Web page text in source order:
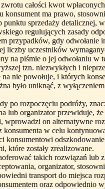
całości kwot
konsument ma prawo,
punktu sprzedaży detalicznej,
regulujących zasady
przypadków, gdy odwołanie
liczby uczestników
na piśmie o jej odwołaniu w
tzn. niezwykłych i
na nie powołuje, i których
było uniknąć, z
po rozpoczęciu podróży,
lub organizator przewiduje,
wprowadzi on alternatywne
konsumenta w celu
konsumentowi
które zostały zrealizowane.
takich rozwiązań lub
organizator,
transport do miejsca
oraz odpowiednio